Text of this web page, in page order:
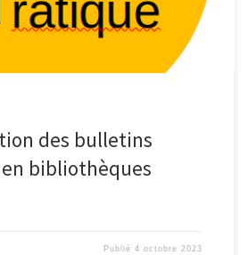
des bulletins
bibliothèques
Publié4 octobre 2023